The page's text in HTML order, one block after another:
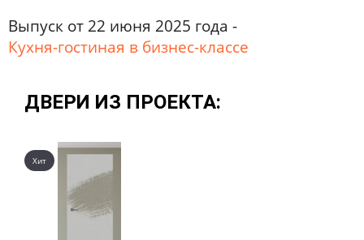
Выпуск от 22 июня 2025 года -
Кухня-гостиная в бизнес-классе
ДВЕРИ ИЗ ПРОЕКТА:
Хит